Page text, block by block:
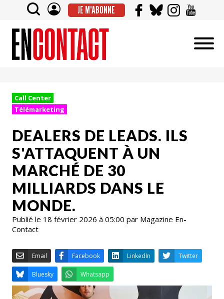
JE M'ABONNE
Call Center
Télémarketing
DEALERS DE LEADS. ILS
S'ATTAQUENT À UN
MARCHÉ DE 30
MILLIARDS DANS LE
MONDE.
Publié le 18 février 2026 à 05:00 par Magazine En-
Contact